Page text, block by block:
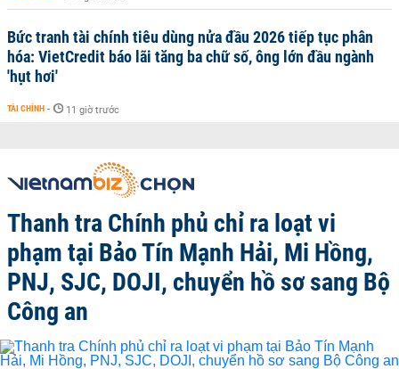
Bức tranh tài chính tiêu dùng nửa đầu 2026 tiếp tục phân
hóa: VietCredit báo lãi tăng ba chữ số, ông lớn đầu ngành
'hụt hơi'
TÀI CHÍNH - 11 giờ trước
Thanh tra Chính phủ chỉ ra loạt vi
phạm tại Bảo Tín Mạnh Hải, Mi Hồng,
PNJ, SJC, DOJI, chuyển hồ sơ sang Bộ
Công an